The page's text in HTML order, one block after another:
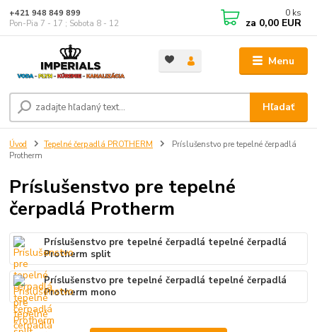
Menu
Hľadať
+421 948 849 899
Pon-Pia 7 - 17 ; Sobota 8 - 12
0 ks
za 0,00 EUR
Úvod Tepelné čerpadlá PROTHERM
Príslušenstvo pre tepelné čerpadlá
Protherm
Príslušenstvo pre tepelné
čerpadlá Protherm
Príslušenstvo pre tepelné čerpadlá tepelné čerpadlá
Protherm split
Príslušenstvo pre tepelné čerpadlá tepelné čerpadlá
Protherm mono